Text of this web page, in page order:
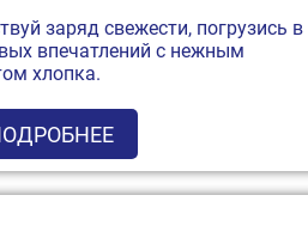
заряд свежести, погрузись в
впечатлений с нежным
хлопка.